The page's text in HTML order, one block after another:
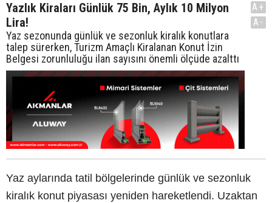
Yazlık Kiraları Günlük 75 Bin, Aylık 10 Milyon
Lira!
Yaz sezonunda günlük ve sezonluk kiralık konutlara
talep sürerken, Turizm Amaçlı Kiralanan Konut İzin
Belgesi zorunluluğu ilan sayısını önemli ölçüde azalttı
A+
A-
Yaz aylarında tatil bölgelerinde günlük ve sezonluk
kiralık konut piyasası yeniden hareketlendi. Uzaktan